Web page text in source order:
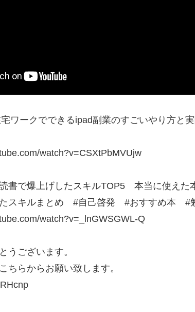
宅ワークでできるipad副業のすごいやり方と
watch?v=CSXtPbMVUjw
読書で爆上げしたスキルTOP5 本当に使えた
たスキルまとめ #自己啓発 #おすすめ本 #
watch?v=_lnGWSGWL-Q
うございます。
ちらからお願い致します。